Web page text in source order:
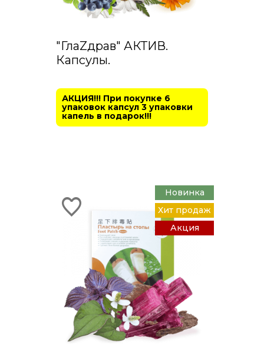
"ГлаZдрав" АКТИВ.
Капсулы.
АКЦИЯ!!! При покупке 6
упаковок капсул 3 упаковки
капель в подарок!!!
Новинка
Хит продаж
Акция